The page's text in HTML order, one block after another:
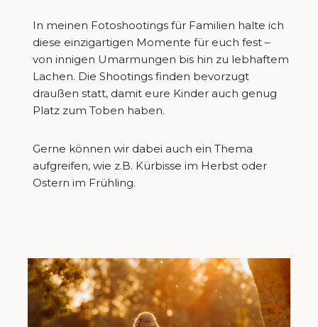
In meinen Fotoshootings für Familien halte ich
diese einzigartigen Momente für euch fest –
von innigen Umarmungen bis hin zu lebhaftem
Lachen. Die Shootings finden bevorzugt
draußen statt, damit eure Kinder auch genug
Platz zum Toben haben.
Gerne können wir dabei auch ein Thema
aufgreifen, wie z.B. Kürbisse im Herbst oder
Ostern im Frühling.